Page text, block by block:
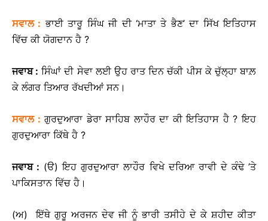
ਸਵਾਲ: ਭਾਈ ਤਾਰੂ ਸਿੰਘ ਜੀ ਦੀ ‘ਮਾਤਾ ਤੇ ਭੈਣ’ ਦਾ ਸਿੱਖ ਇਤਿਹਾਸ
ਵਿੱਚ ਕੀ ਯੋਗਦਾਨ ਹੈ ?
ਜਵਾਬ: ਸਿੰਘਾਂ ਦੀ ਸੇਵਾ ਲਈ ਉਹ ਰਾਤ ਦਿਨ ਚੱਕੀ ਪੀਸ ਕੇ ਚੁੱਲ੍ਹਾ ਬਾਲ਼
ਕੇ ਲੰਗਰ ਤਿਆਰ ਰੱਖਦੀਆਂ ਸਨ।
ਸਵਾਲ: ਗੁਰਦੁਆਰਾ ਡੇਰਾ ਸਾਹਿਬ ਲਾਹੌਰ ਦਾ ਕੀ ਇਤਿਹਾਸ ਹੈ ? ਇਹ
ਗੁਰਦੁਆਰਾ ਕਿੱਥੇ ਹੈ ?
ਜਵਾਬ: (ੳ) ਇਹ ਗੁਰਦੁਆਰਾ ਲਾਹੌਰ ਵਿਖੇ ਦਰਿਆ ਰਾਵੀ ਦੇ ਕੰਢੇ ’ਤੇ
ਪਾਕਿਸਤਾਨ ਵਿੱਚ ਹੈ।
(ਅ) ਇੱਥੇ ਗੁਰੂ ਅਰਜਨ ਦੇਵ ਜੀ ਨੂੰ ਭਾਰੀ ਤਸੀਹੇ ਦੇ ਕੇ ਸ਼ਹੀਦ ਕੀਤਾ